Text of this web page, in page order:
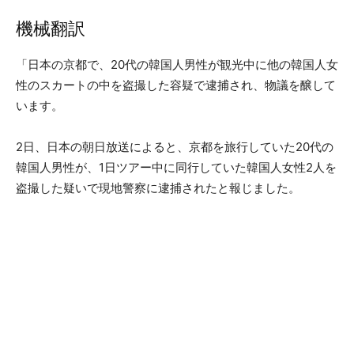
機械翻訳
「日本の京都で、20代の韓国人男性が観光中に他の韓国人女
性のスカートの中を盗撮した容疑で逮捕され、物議を醸して
います。
2日、日本の朝日放送によると、京都を旅行していた20代の
韓国人男性が、1日ツアー中に同行していた韓国人女性2人を
盗撮した疑いで現地警察に逮捕されたと報じました。